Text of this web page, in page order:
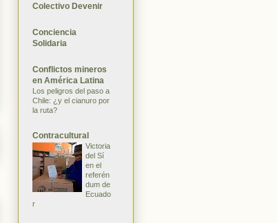
Colectivo Devenir
Conciencia
Solidaria
Conflictos mineros
en América Latina
Los peligros del paso a
Chile: ¿y el cianuro por
la ruta?
Contracultural
Victoria
del Sí
en el
referén
dum de
Ecuado
r